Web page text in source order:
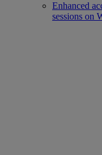
Enhanced
sessions on